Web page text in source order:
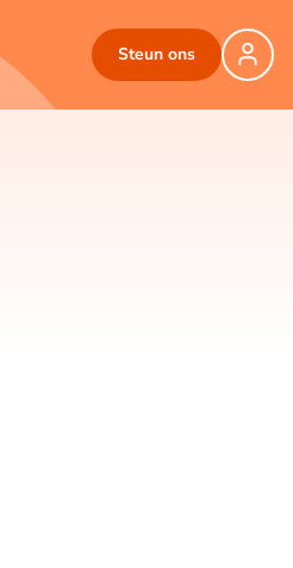
Steun ons